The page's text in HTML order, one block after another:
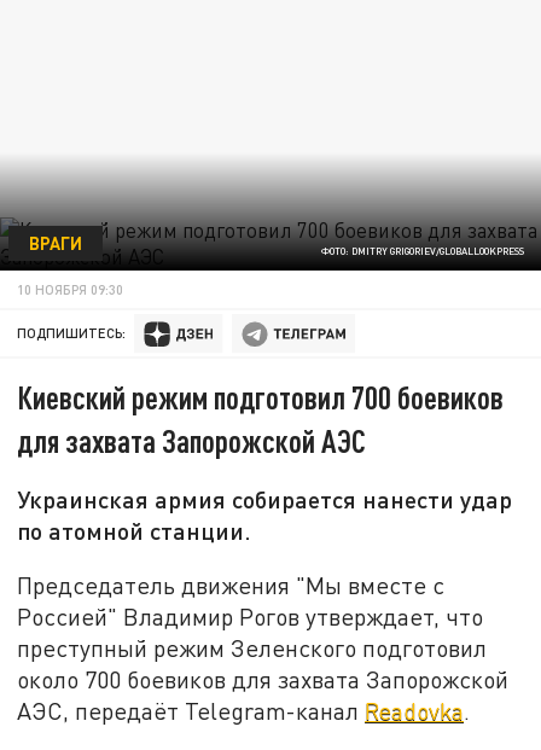
ФОТО: DMITRY GRIGORIEV/GLOBALLOOKPRESS
ВРАГИ
10 НОЯБРЯ 09:30
ПОДПИШИТЕСЬ:
Киевский режим подготовил 700 боевиков
для захвата Запорожской АЭС
Украинская армия собирается нанести удар
по атомной станции.
Председатель движения "Мы вместе с
Россией" Владимир Рогов утверждает, что
преступный режим Зеленского подготовил
около 700 боевиков для захвата Запорожской
АЭС, передаёт Telegram-канал Readovka.